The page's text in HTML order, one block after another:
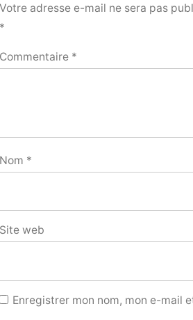
Votre adresse e-mail ne sera pas
*
Commentaire *
Nom *
Site web
Enregistrer mon nom, mon e-mail